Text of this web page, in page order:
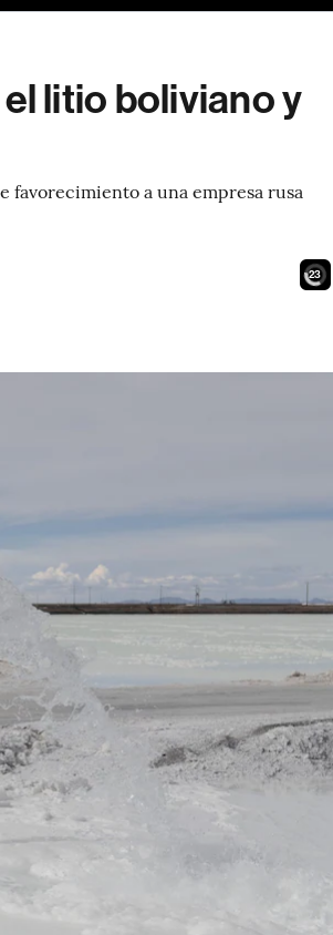
litio boliviano y
favorecimiento a una empresa rusa
21